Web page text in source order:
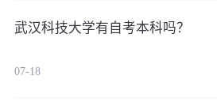
武汉科技大学有自考本科吗？
07-18